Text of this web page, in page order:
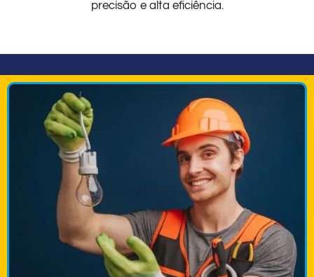
precisão e alta eficiência.